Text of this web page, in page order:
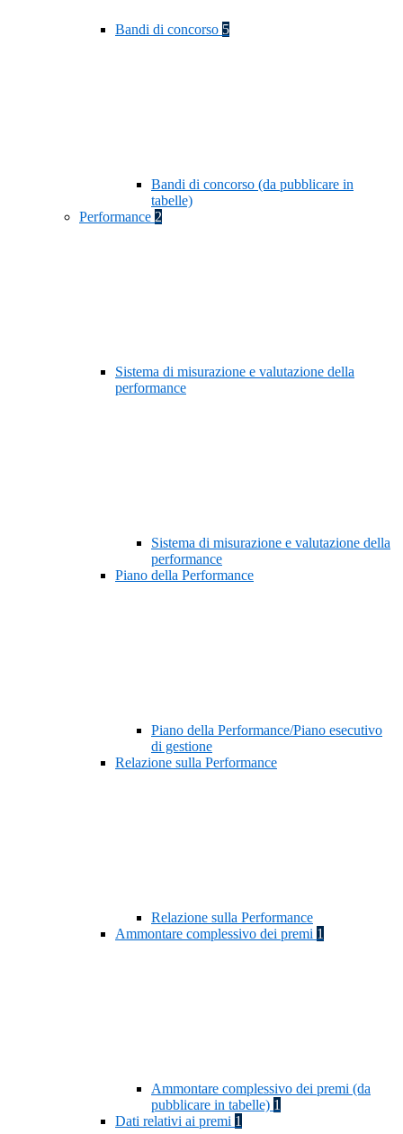
Bandi di concorso 5
Bandi di concorso (da pubblicare in
tabelle)
Performance 2
Sistema di misurazione e valutazione della
performance
Sistema di misurazione e valutazione della
performance
Piano della Performance
Piano della Performance/Piano esecutivo
di gestione
Relazione sulla Performance
Relazione sulla Performance
Ammontare complessivo dei premi 1
Ammontare complessivo dei premi (da
pubblicare in tabelle) 1
Dati relativi ai premi 1